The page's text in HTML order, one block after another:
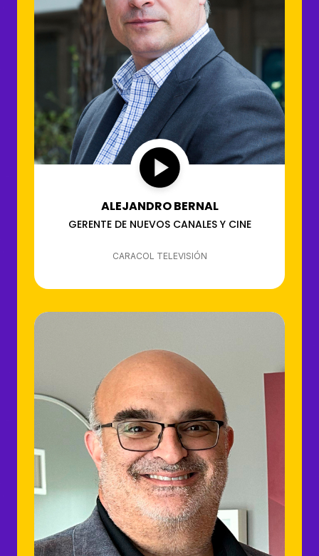
ALEJANDRO BERNAL
GERENTE DE NUEVOS CANALES Y CINE
CARACOL TELEVISIÓN